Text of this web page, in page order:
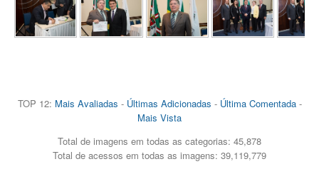
TOP 12: Mais Avaliadas - Últimas Adicionadas - Última Comentada-
Mais Vista
Total de imagens em todas as categorias: 45,878
Total de acessos em todas as imagens: 39,119,779